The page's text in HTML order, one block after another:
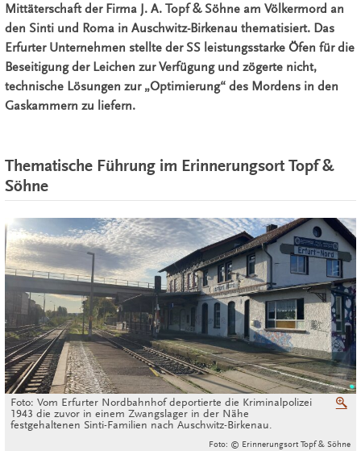
Mittäterschaft der Firma J. A. Topf & Söhne am Völkermord an
den Sinti und Roma in Auschwitz-Birkenau thematisiert. Das
Erfurter Unternehmen stellte der SS leistungsstarke Öfen für die
Beseitigung der Leichen zur Verfügung und zögerte nicht,
technische Lösungen zur „Optimierung“ des Mordens in den
Gaskammern zu liefern.
Thematische Führung im Erinnerungsort Topf &
Söhne
Foto: Vom Erfurter Nordbahnhof deportierte die Kriminalpolizei
1943 die zuvor in einem Zwangslager in der Nähe
festgehaltenen Sinti-Familien nach Auschwitz-Birkenau.
Foto: © Erinnerungsort Topf & Söhne